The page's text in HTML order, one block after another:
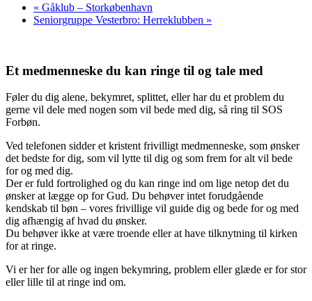
« Gåklub – Storkøbenhavn
Seniorgruppe Vesterbro: Herreklubben »
Et medmenneske du kan ringe til og tale med
Føler du dig alene, bekymret, splittet, eller har du et problem du
gerne vil dele med nogen som vil bede med dig, så ring til SOS
Forbøn.
Ved telefonen sidder et kristent frivilligt medmenneske, som ønsker
det bedste for dig, som vil lytte til dig og som frem for alt vil bede
for og med dig.
Der er fuld fortrolighed og du kan ringe ind om lige netop det du
ønsker at lægge op for Gud. Du behøver intet forudgående
kendskab til bøn – vores frivillige vil guide dig og bede for og med
dig afhængig af hvad du ønsker.
Du behøver ikke at være troende eller at have tilknytning til kirken
for at ringe.
Vi er her for alle og ingen bekymring, problem eller glæde er for stor
eller lille til at ringe ind om.